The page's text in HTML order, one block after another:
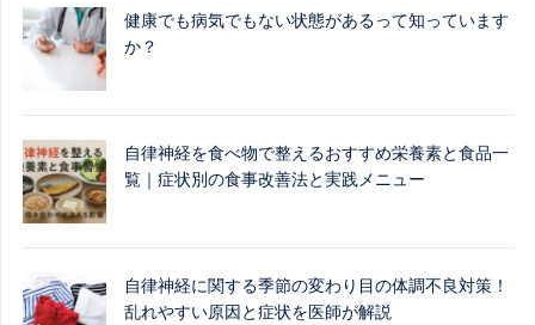
健康でも病気でもない状態があるって知っています
か？
自律神経を食べ物で整えるおすすめ栄養素と食品一
覧｜症状別の食事改善法と実践メニュー
自律神経に関する季節の変わり目の体調不良対策！
乱れやすい原因と症状を医師が解説